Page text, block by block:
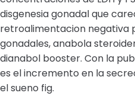
disgenesia gonadal que
retroalimentacion negativa
gonadales, anabola
dianabol booster. Con la
es el incremento en la
el sueno fig.